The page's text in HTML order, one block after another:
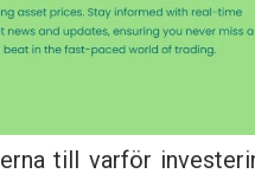
till varför